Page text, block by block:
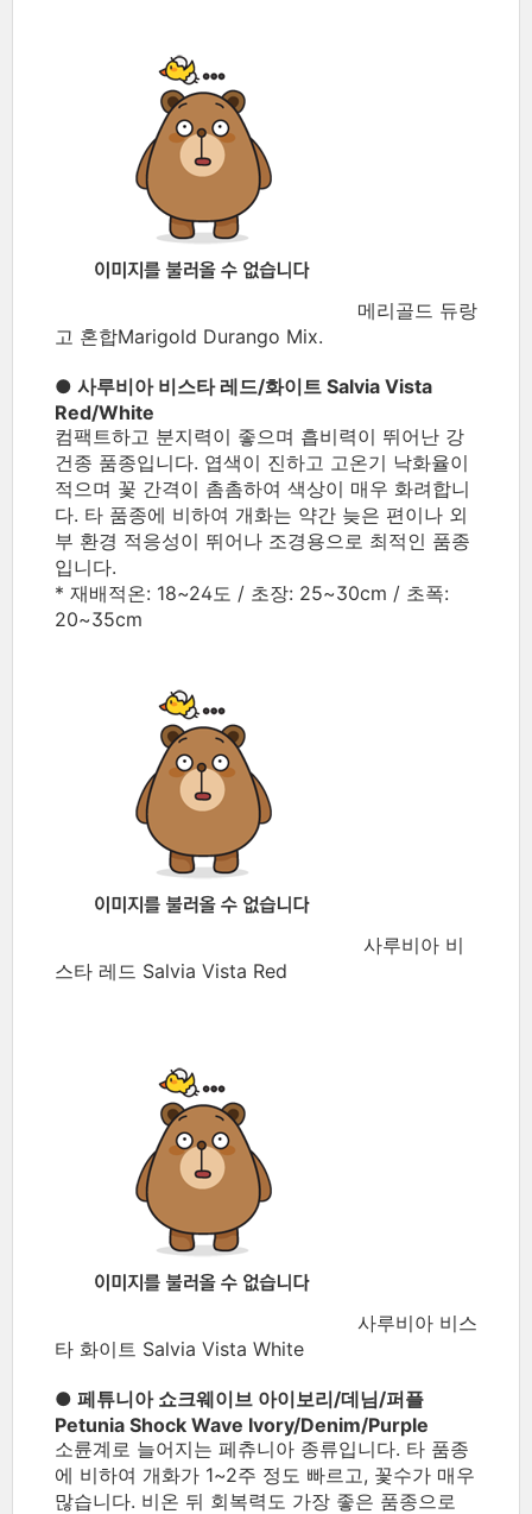
메리골드 듀랑
고 혼합Marigold Durango Mix.
● 사루비아 비스타 레드/화이트 Salvia Vista
Red/White
컴팩트하고 분지력이 좋으며 흡비력이 뛰어난 강
건종 품종입니다. 엽색이 진하고 고온기 낙화율이
적으며 꽃 간격이 촘촘하여 색상이 매우 화려합니
다. 타 품종에 비하여 개화는 약간 늦은 편이나 외
부 환경 적응성이 뛰어나 조경용으로 최적인 품종
입니다.
* 재배적온: 18~24도 / 초장: 25~30cm / 초폭:
20~35cm
사루비아 비
스타 레드 Salvia Vista Red
사루비아 비스
타 화이트 Salvia Vista White
● 페튜니아 쇼크웨이브 아이보리/데님/퍼플
Petunia Shock Wave Ivory/Denim/Purple
소륜계로 늘어지는 페츄니아 종류입니다. 타 품종
에 비하여 개화가 1~2주 정도 빠르고, 꽃수가 매우
많습니다. 비온 뒤 회복력도 가장 좋은 품종으로